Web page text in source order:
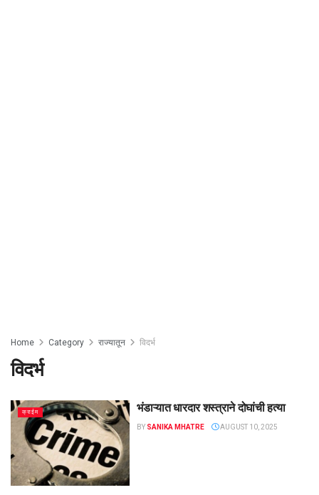
Home Category राज्यातून विदर्भ
विदर्भ
क्राईम भंडाऱ्यात धारदार शस्त्राने दोघांची हत्या
BY SANIKA MHATRE AUGUST 10, 2025